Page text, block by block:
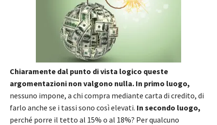
Chiaramente dal punto di vista logico queste
argomentazioni non valgono nulla. In primo luogo,
nessuno impone, a chi compra mediante carta di credito, di
farlo anche se i tassi sono così elevati. In secondo luogo,
perché porre il tetto al 15% o al 18%? Per qualcuno